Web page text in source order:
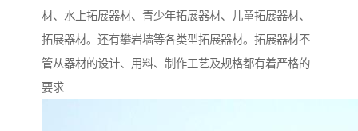
材、水上拓展器材、青少年拓展器材、儿童拓展器材、
拓展器材。还有攀岩墙等各类型拓展器材。拓展器材不
管从器材的设计、用料、制作工艺及规格都有着严格的
要求